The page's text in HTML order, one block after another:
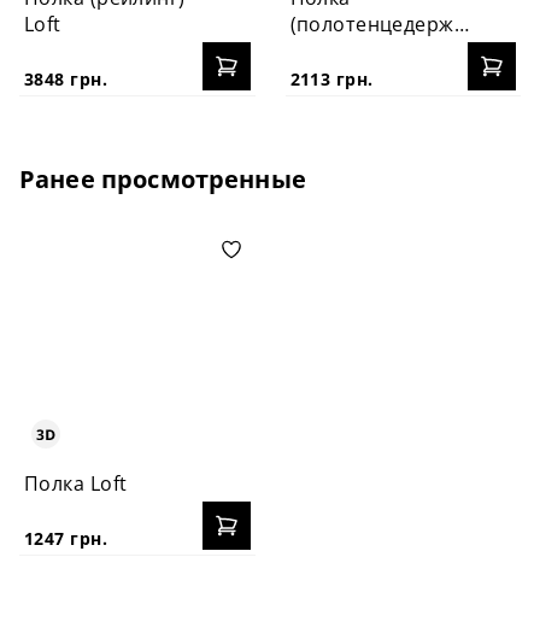
Loft
3848 грн.
(полотенцедержатель)
2113 грн.
Ранее просмотренные
Полка Loft
1247 грн.